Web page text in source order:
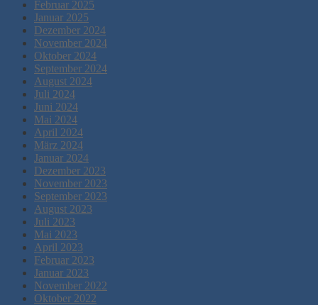
Februar 2025
Januar 2025
Dezember 2024
November 2024
Oktober 2024
September 2024
August 2024
Juli 2024
Juni 2024
Mai 2024
April 2024
März 2024
Januar 2024
Dezember 2023
November 2023
September 2023
August 2023
Juli 2023
Mai 2023
April 2023
Februar 2023
Januar 2023
November 2022
Oktober 2022